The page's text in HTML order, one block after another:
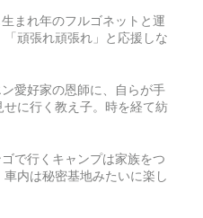
まれ年のフルゴネットと運
頑張れ頑張れ」と応援しな
愛好家の恩師に、自らが手
に行く教え子。時を経て紡
で行くキャンプは家族をつ
内は秘密基地みたいに楽し